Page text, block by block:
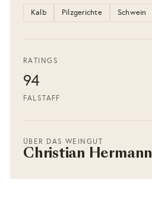
Kalb Pilzgerichte Schwein
RATINGS
94
FALSTAFF
ÜBER DAS WEINGUT
Christian Hermann